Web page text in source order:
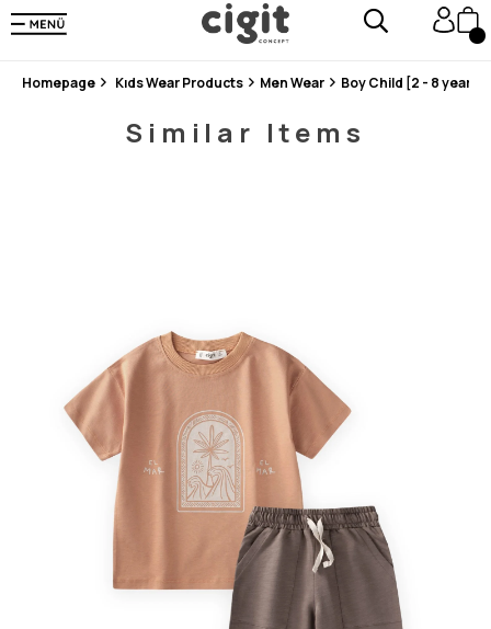
En Uygun Fiyat Garantisi !
300₺ ve Üzeri Alışverişlerde Kargo Ücretsiz !
Homepage Kıds Wear Products Men Wear Boy Child [2 - 8 years]
Similar Items